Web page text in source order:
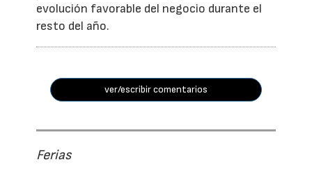
evolución favorable del negocio durante el
resto del año.
ver/escribir comentarios
Ferias